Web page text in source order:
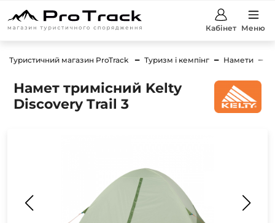
Кабінет Меню
Туристичний магазин ProTrack Туризм і кемпінг Намети
Намет тримісний Kelty
Discovery Trail 3